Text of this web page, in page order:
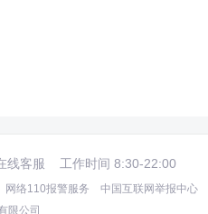
线客服 工作时间 8:30-22:00
网络110报警服务 中国互联网举报中心
限公司